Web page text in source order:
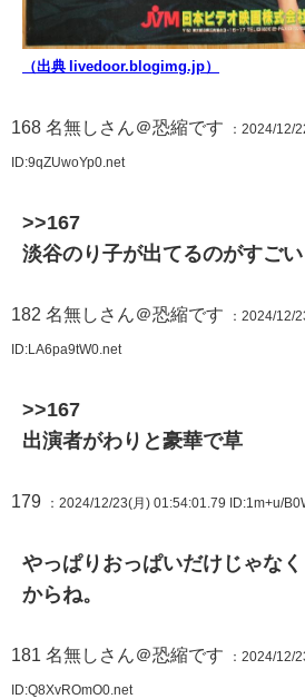
（出典 livedoor.blogimg.jp）
168 名無しさん＠恐縮です ：2024/12/
ID:9qZUwoYp0.net
>>167
淡谷のり子が出てるのがすごい
182 名無しさん＠恐縮です ：2024/12/
ID:LA6pa9tW0.net
>>167
出演者がわりと豪華で草
179 ：2024/12/23(月) 01:54:01.79 ID:1m+u/
やっぱりおっぱいだけじゃな
からね。
181 名無しさん＠恐縮です ：2024/12/
ID:Q8XvROmO0.net